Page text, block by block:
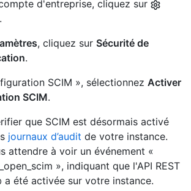
d'entreprise, cliquez sur
.
, cliquez sur Sécurité de
.
SCIM », sélectionnez Activer
SCIM.
que SCIM est désormais activé
journaux d’audit de votre instance.
attendre à voir un événement «
», indiquant que l'API REST
a été activée sur votre instance.